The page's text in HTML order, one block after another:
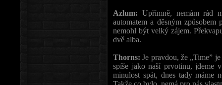
Azlum: Upřímně, nemám rád
automatem a děsným
nemohl být velký zájem.
dvě alba.
Thorns: Je pravdou, že „Time”
spíše jako naší prvotinu, jdeme
minulost spát, dnes tady máme